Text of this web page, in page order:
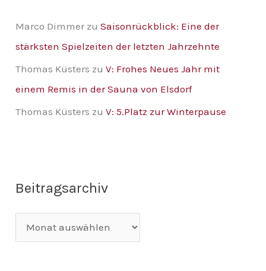
Marco Dimmer zuSaisonrückblick: Eine der
stärksten Spielzeiten der letzten Jahrzehnte
Thomas Küsters zuV: Frohes Neues Jahr mit
einem Remis in der Sauna von Elsdorf
Thomas Küsters zuV: 5.Platz zur Winterpause
Beitragsarchiv